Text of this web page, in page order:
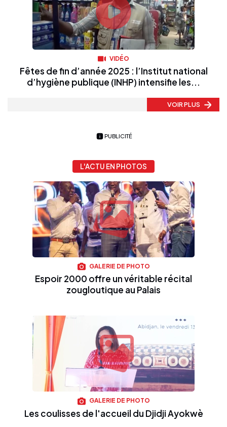
VIDÉO
Fêtes de fin d’année 2025 : l’Institut national
d’hygiène publique (INHP) intensifie les...
VOIR PLUS
PUBLICITÉ
L'ACTU EN PHOTOS
GALERIE DE PHOTO
Espoir 2000 offre un véritable récital
zougloutique au Palais
GALERIE DE PHOTO
Les coulisses de l'accueil du Djidji Ayokwè